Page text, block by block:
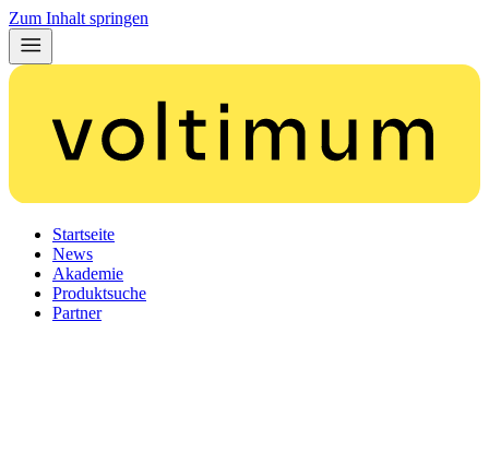
Zum Inhalt springen
Startseite
News
Akademie
Produktsuche
Partner